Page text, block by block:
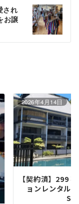
され
お譲
2026年4月14日
【契約済】299
ョンレンタル